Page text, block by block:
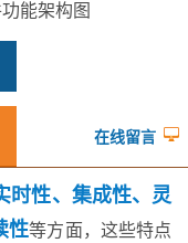
能架构图
在线留言
时性、集成性、灵
性等方面，这些特点